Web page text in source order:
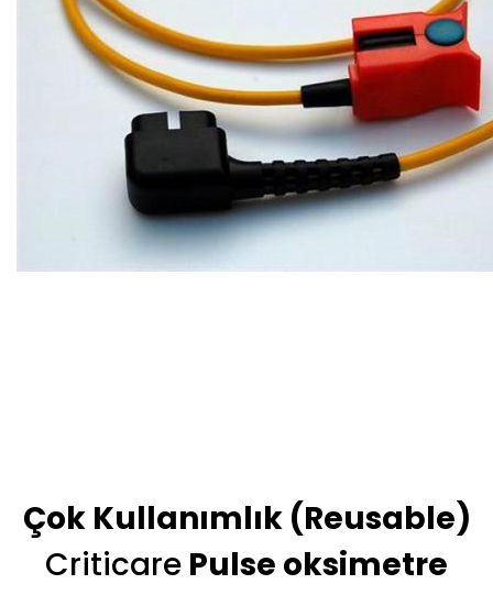
Çok Kullanımlık (Reusable)
Criticare Pulse oksimetre